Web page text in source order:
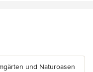
Sternen
und Naturoasen